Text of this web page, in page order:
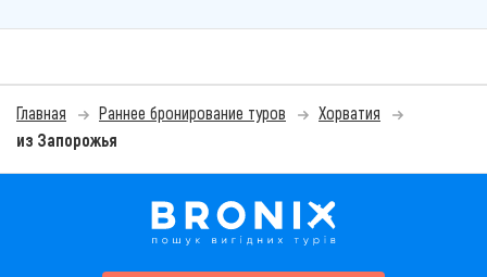
Главная Раннее бронирование туров
Хорватия
из Запорожья